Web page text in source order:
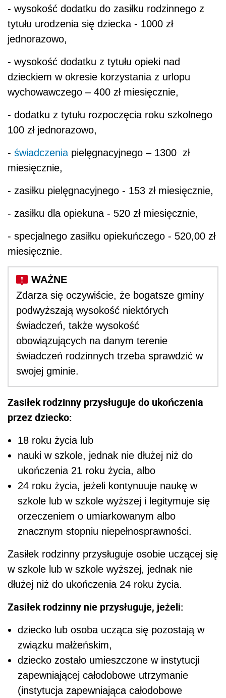
- wysokość dodatku do zasiłku rodzinnego z
tytułu urodzenia się dziecka - 1000 zł
jednorazowo,
- wysokość dodatku z tytułu opieki nad
dzieckiem w okresie korzystania z urlopu
wychowawczego – 400 zł miesięcznie,
- dodatku z tytułu rozpoczęcia roku szkolnego
100 zł jednorazowo,
- świadczeniapielęgnacyjnego – 1300 zł
miesięcznie,
- zasiłku pielęgnacyjnego - 153 zł miesięcznie,
- zasiłku dla opiekuna - 520 zł miesięcznie,
- specjalnego zasiłku opiekuńczego - 520,00 zł
miesięcznie.
Zdarza się oczywiście, że bogatsze gminy
podwyższają wysokość niektórych
świadczeń, także wysokość
obowiązujących na danym terenie
świadczeń rodzinnych trzeba sprawdzić w
swojej gminie.
Zasiłek rodzinny przysługuje do ukończenia
przez dziecko:
18 roku życia lub
nauki w szkole, jednak nie dłużej niż do
ukończenia 21 roku życia, albo
24 roku życia, jeżeli kontynuuje naukę w
szkole lub w szkole wyższej i legitymuje się
orzeczeniem o umiarkowanym albo
znacznym stopniu niepełnosprawności.
Zasiłek rodzinny przysługuje osobie uczącej się
w szkole lub w szkole wyższej, jednak nie
dłużej niż do ukończenia 24 roku życia.
Zasiłek rodzinny nie przysługuje, jeżeli:
dziecko lub osoba ucząca się pozostają w
związku małżeńskim,
dziecko zostało umieszczone w instytucji
zapewniającej całodobowe utrzymanie
(instytucja zapewniająca całodobowe